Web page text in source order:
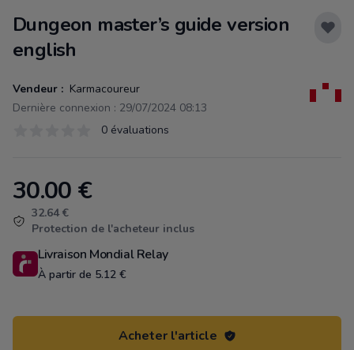
Dungeon master’s guide version
english
Vendeur : Karmacoureur
Dernière connexion : 29/07/2024 08:13
0 évaluations
Product information
30.00 €
32.64 €
Protection de l'acheteur inclus
Livraison Mondial Relay
À partir de 5.12 €
Acheter l'article